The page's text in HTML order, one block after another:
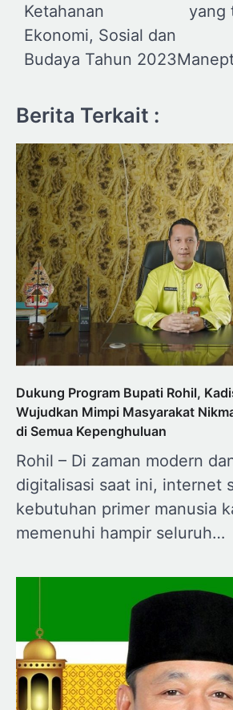
Ketahanan
Ekonomi, Sosial dan
Budaya Tahun 2023
yang
Berita Terkait :
Dukung Program Bupati Rohil,
Wujudkan Mimpi Masyarakat
di Semua Kepenghuluan
Rohil – Di zaman modern
digitalisasi saat ini, internet
kebutuhan primer manusia
memenuhi hampir seluruh…